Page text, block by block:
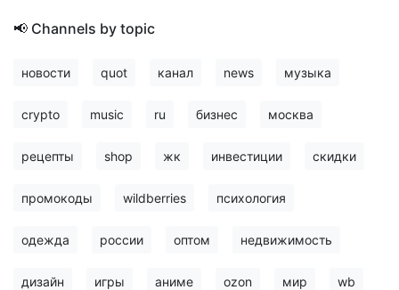
📢 Channels by topic
новости quot канал news музыка
crypto music ru бизнес москва
рецепты shop жк инвестиции скидки
промокоды wildberries психология
одежда россии оптом недвижимость
дизайн игры аниме ozon мир wb